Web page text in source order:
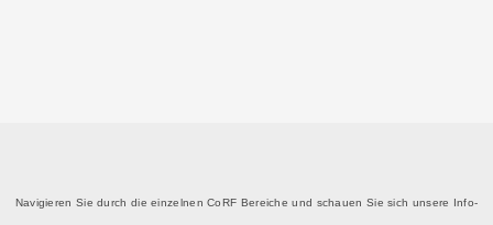
Navigieren Sie durch die einzelnen CoRF Bereiche und schauen Sie sich unsere Info-